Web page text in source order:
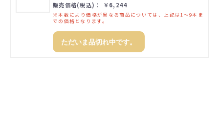
販売価格(税込)： ￥6,244
※本数により価格が異なる商品については、上記は1～9本ま
での価格となります。
ただいま品切れ中です。